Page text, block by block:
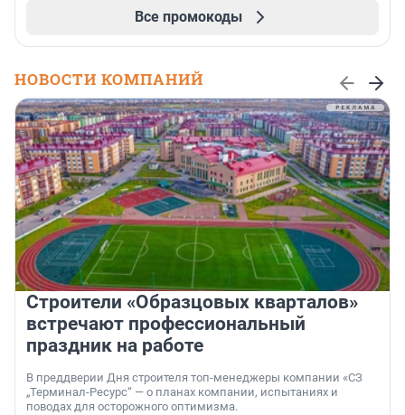
Все промокоды
НОВОСТИ КОМПАНИЙ
Строители «Образцовых кварталов»
встречают профессиональный
праздник на работе
В преддверии Дня строителя топ-менеджеры компании «СЗ
„Терминал-Ресурс“ — о планах компании, испытаниях и
поводах для осторожного оптимизма.